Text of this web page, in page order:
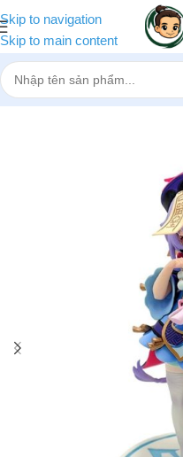
Skip to navigation
Skip to main content
Trang chủ»Cửa hàng»Mô